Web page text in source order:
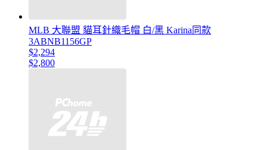
MLB 大聯盟 貓耳針織毛帽 白/黑 Karina同款
3ABNB1156GP
$2,294
$2,800